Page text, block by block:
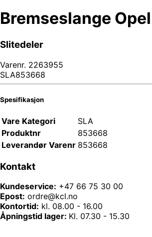
Bremseslange Opel
Slitedeler
Varenr. 2263955
SLA853668
Spesifikasjon
Vare Kategori
SLA
Produktnr
853668
Leverandør Varenr 853668
Kontakt
Kundeservice: +47 66 75 30 00
Epost: ordre@kcl.no
Kontortid: kl. 08.00 - 16.00
Åpningstid lager: Kl. 07.30 - 15.30